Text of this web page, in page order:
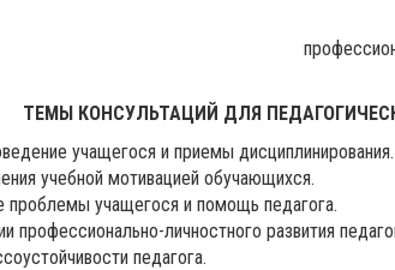
ТЕМЫ КОНСУЛЬТАЦИЙ ДЛЯ
учащегося и приемы дисциплинирования.
учебной мотивацией обучающихся.
проблемы учащегося и помощь педагога.
профессионально-личностного развития
педагога.